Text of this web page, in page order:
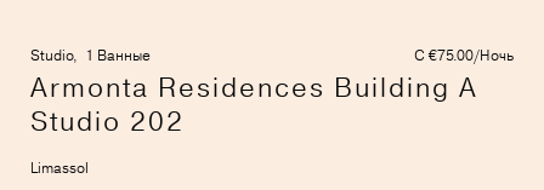
Studio, 1 Ванные С €75.00/Ночь
Armonta Residences Building A
Studio 202
Limassol